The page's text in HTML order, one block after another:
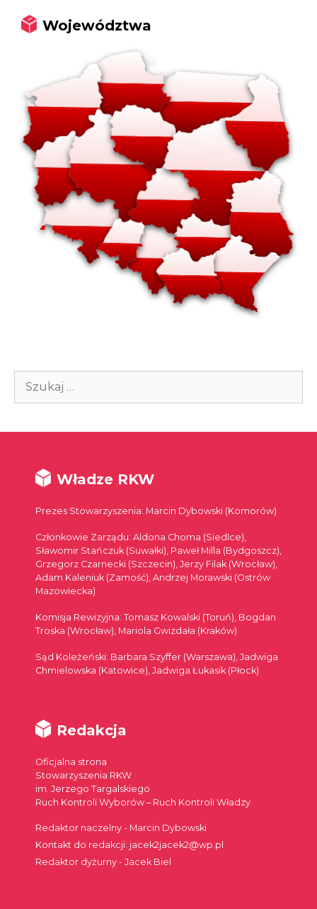
Województwa
Szukaj:
Władze RKW
Prezes Stowarzyszenia: Marcin Dybowski (Komorów)
Członkowie Zarządu: Aldona Choma (Siedlce),
Sławomir Stańczuk (Suwałki), Paweł Milla (Bydgoszcz),
Grzegorz Czarnecki (Szczecin), Jerzy Filak (Wrocław),
Adam Kaleniuk (Zamość), Andrzej Morawski (Ostrów
Mazowiecka)
Komisja Rewizyjna: Tomasz Kowalski (Toruń), Bogdan
Troska (Wrocław), Mariola Gwizdała (Kraków)
Sąd Koleżeński: Barbara Szyffer (Warszawa), Jadwiga
Chmielowska (Katowice), Jadwiga Łukasik (Płock)
Redakcja
Oficjalna strona
Stowarzyszenia RKW
im. Jerzego Targalskiego
Ruch Kontroli Wyborów – Ruch Kontroli Władzy
Redaktor naczelny - Marcin Dybowski
Kontakt do redakcji: jacek2jacek2@wp.pl
Redaktor dyżurny - Jacek Biel